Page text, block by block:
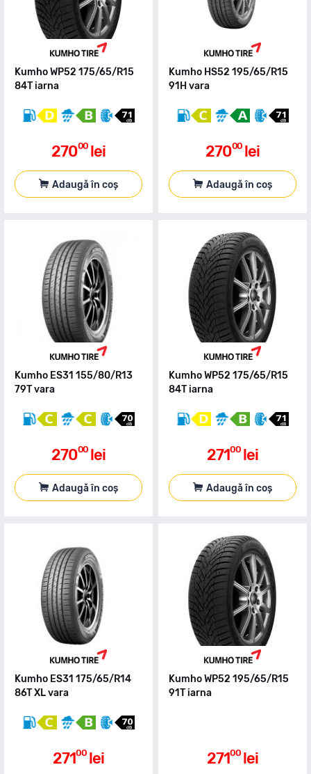
Kumho WP52 175/65/R15
84T iarna
27000 lei
Adaugă în coș
Kumho HS52 195/65/R15
91H vara
27000 lei
Adaugă în coș
Kumho ES31 155/80/R13
79T vara
27000 lei
Adaugă în coș
Kumho WP52 175/65/R15
84T iarna
27100 lei
Adaugă în coș
Kumho ES31 175/65/R14
86T XL vara
27100 lei
Kumho WP52 195/65/R15
91T iarna
27100 lei